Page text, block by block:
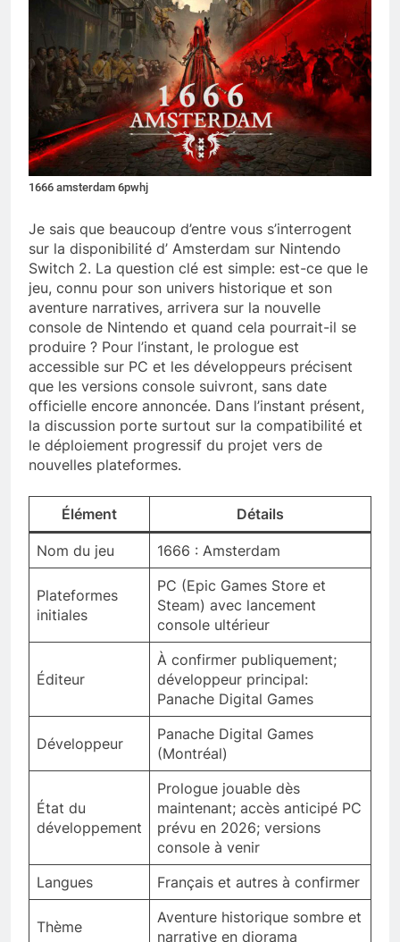
1666 amsterdam 6pwhj
Je sais que beaucoup d’entre vous s’interrogent
sur la disponibilité d’ Amsterdam sur Nintendo
Switch 2. La question clé est simple: est-ce que le
jeu, connu pour son univers historique et son
aventure narratives, arrivera sur la nouvelle
console de Nintendo et quand cela pourrait-il se
produire ? Pour l’instant, le prologue est
accessible sur PC et les développeurs précisent
que les versions console suivront, sans date
officielle encore annoncée. Dans l’instant présent,
la discussion porte surtout sur la compatibilité et
le déploiement progressif du projet vers de
nouvelles plateformes.
Élément Détails
Nom du jeu 1666 : Amsterdam
Plateformes
initiales
PC (Epic Games Store et
Steam) avec lancement
console ultérieur
Éditeur
À confirmer publiquement;
développeur principal:
Panache Digital Games
Développeur
Panache Digital Games
(Montréal)
État du
développement
Prologue jouable dès
maintenant; accès anticipé PC
prévu en 2026; versions
console à venir
Langues
Français et autres à confirmer
Thème
Aventure historique sombre et
narrative en diorama